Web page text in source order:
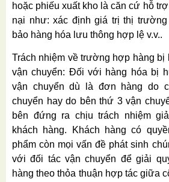
hoặc phiếu xuất kho là căn cứ hỗ
nại như: xác định giá trị thị
bảo hàng hóa lưu thông hợp lệ v.v..
Trách nhiệm về trường hợp hàng bị
vận chuyển: Đối với hàng hóa bị
vận chuyển dù là đơn hàng do
chuyển hay do bên thứ 3 vận
bên đứng ra chịu trách nhiệm
khách hàng. Khách hàng có
phẩm còn mọi vấn đề phát sinh
với đối tác vận chuyển để giải
hàng theo thỏa thuận hợp tác giữa